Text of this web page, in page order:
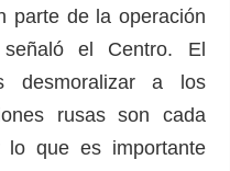
parte de la operación
el Centro. El
desmoralizar a los
rusas son cada
lo que es importante